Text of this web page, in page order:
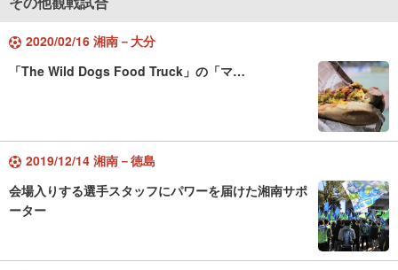
2020/02/16 湘南－大分
「The Wild Dogs Food Truck」の「マ…
2019/12/14 湘南－徳島
会場入りする選手スタッフにパワーを届けた湘南サポ
ーター